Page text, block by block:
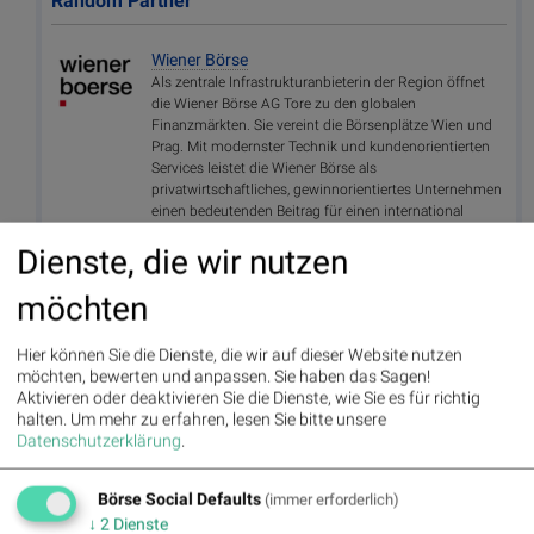
Wiener Börse
Als zentrale Infrastrukturanbieterin der Region öffnet
die Wiener Börse AG Tore zu den globalen
Finanzmärkten. Sie vereint die Börsenplätze Wien und
Prag. Mit modernster Technik und kundenorientierten
Services leistet die Wiener Börse als
privatwirtschaftliches, gewinnorientiertes Unternehmen
einen bedeutenden Beitrag für einen international
>> Besuchen Sie 55 weitere Partner aufboerse-
social.com/partner
Useletter
Die Useletter "Morning Xpresso" und "Evening Xtrakt" heben sich
deutlich von den gängigen Newslettern ab. Beispiele ansehen bzw.
kostenfrei anmelden. Wichtige Börse-Infos garantiert.
Newsletter abonnieren
Dienste, die wir nutzen
möchten
Hier können Sie die Dienste, die wir auf dieser Website nutzen
möchten, bewerten und anpassen. Sie haben das Sagen!
Aktivieren oder deaktivieren Sie die Dienste, wie Sie es für richtig
halten. Um mehr zu erfahren, lesen Sie bitte unsere
Datenschutzerklärung.
Börse Social Defaults (immer erforderlich)
↓ 2 Dienste